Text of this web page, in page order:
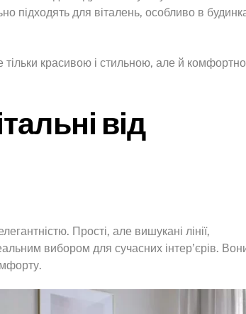
підходять для віталень, особливо в
красивою і стильною, але й
від
Прості, але вишукані лінії,
вибором для сучасних інтер’єрів.